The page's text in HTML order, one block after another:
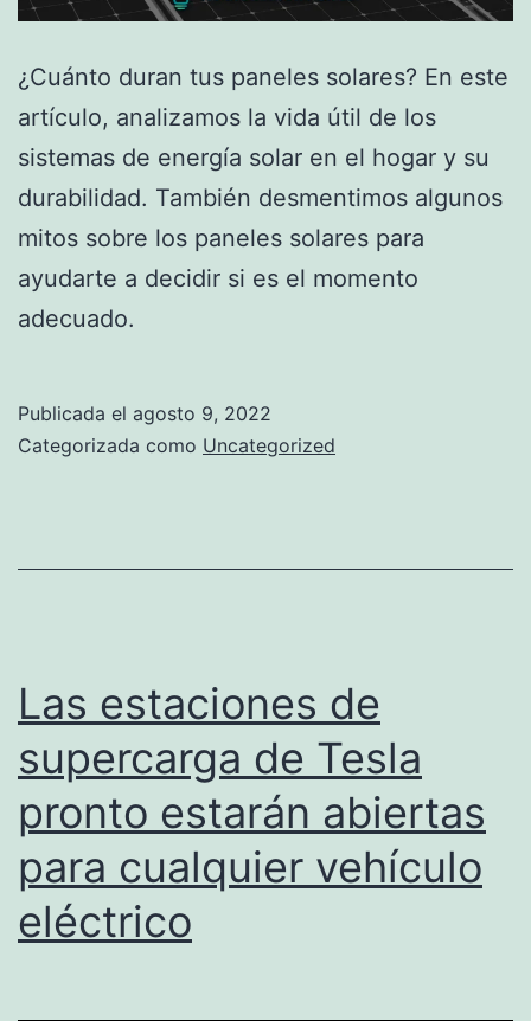
¿Cuánto duran tus paneles solares? En este
artículo, analizamos la vida útil de los
sistemas de energía solar en el hogar y su
durabilidad. También desmentimos algunos
mitos sobre los paneles solares para
ayudarte a decidir si es el momento
adecuado.
Publicada el agosto 9, 2022
Categorizada como Uncategorized
Las estaciones de
supercarga de Tesla
pronto estarán abiertas
para cualquier vehículo
eléctrico